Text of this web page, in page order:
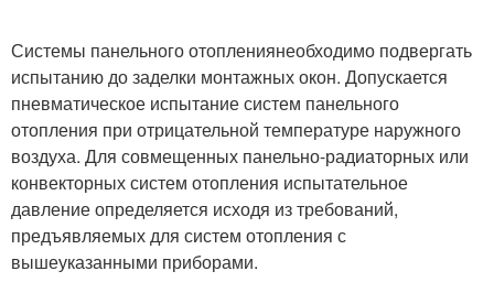
Системы панельного отоплениянеобходимо подвергать
испытанию до заделки монтажных окон. Допускается
пневматическое испытание систем панельного
отопления при отрицательной температуре наружного
воздуха. Для совмещенных панельно-радиаторных или
конвекторных систем отопления испытательное
давление определяется исходя из требований,
предъявляемых для систем отопления с
вышеуказанными приборами.